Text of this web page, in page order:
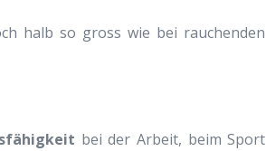
halb so gross wie bei rauchenden
bei der Arbeit, beim Sport